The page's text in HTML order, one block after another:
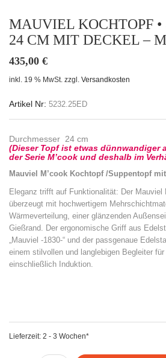
MAUVIEL KOCHTOPF •
24 CM MIT DECKEL –
435,00 €
inkl. 19 % MwSt. zzgl. Versandkosten
Artikel Nr: 5232.25ED
Durchmesser 24 cm
(Dieser Topf ist etwas dünnwandiger
der Serie M’cook und deshalb im
Mauviel M’cook Kochtopf /Suppentopf
Eleganz trifft auf Funktionalität: Der Mauviel
überzeugt mit hochwertigem
Wärmeverteilung, einer glänzenden
Gießrand. Der ergonomische Griff aus
„Mauviel -1830-“ und der passgenaue
einem stilvollen und langlebigen Begleiter für
einschließlich Induktion.
Lieferzeit: 2 - 3 Wochen*